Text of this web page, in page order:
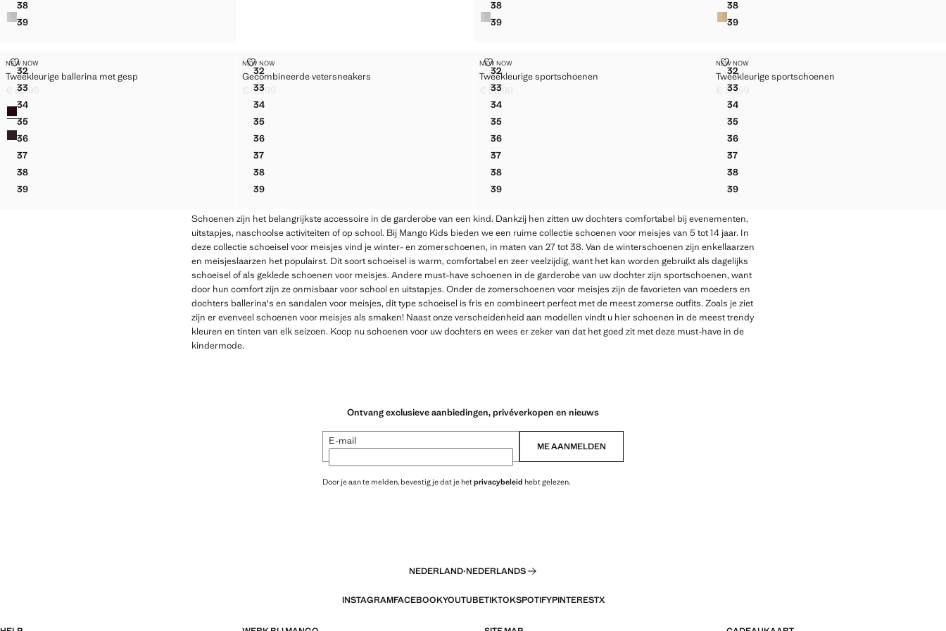
38METALLIC BALLERINA'S MET STRIK
39METALLIC BALLERINA'S MET STRIK
38BALLERINA'S MET STRIKJE
39BALLERINA'S MET STRIKJE
38METALLIC BALLERINA'S MET STRIK
39METALLIC BALLERINA'S MET STRIK
Maten
32TWEEKLEURIGE BALLERINA MET GESP
33TWEEKLEURIGE BALLERINA MET GESP
34TWEEKLEURIGE BALLERINA MET GESP
35TWEEKLEURIGE BALLERINA MET GESP
36TWEEKLEURIGE BALLERINA MET GESP
37TWEEKLEURIGE BALLERINA MET GESP
38TWEEKLEURIGE BALLERINA MET GESP
39TWEEKLEURIGE BALLERINA MET GESP
NEW NOW
Tweekleurige ballerina met gesp
TWEEKLEURIGE BALLERINA MET GESP
€ 35,99
Kleuren
Maten
32GECOMBINEERDE VETERSNEAKERS
33GECOMBINEERDE VETERSNEAKERS
34GECOMBINEERDE VETERSNEAKERS
35GECOMBINEERDE VETERSNEAKERS
36GECOMBINEERDE VETERSNEAKERS
37GECOMBINEERDE VETERSNEAKERS
38GECOMBINEERDE VETERSNEAKERS
39GECOMBINEERDE VETERSNEAKERS
NEW NOW
Gecombineerde vetersneakers
GECOMBINEERDE VETERSNEAKERS
€ 35,99
Maten
32TWEEKLEURIGE SPORTSCHOENEN
33TWEEKLEURIGE SPORTSCHOENEN
34TWEEKLEURIGE SPORTSCHOENEN
35TWEEKLEURIGE SPORTSCHOENEN
36TWEEKLEURIGE SPORTSCHOENEN
37TWEEKLEURIGE SPORTSCHOENEN
38TWEEKLEURIGE SPORTSCHOENEN
39TWEEKLEURIGE SPORTSCHOENEN
NEW NOW
Tweekleurige sportschoenen
TWEEKLEURIGE SPORTSCHOENEN
€ 35,99
Maten
32TWEEKLEURIGE SPORTSCHOENEN
33TWEEKLEURIGE SPORTSCHOENEN
34TWEEKLEURIGE SPORTSCHOENEN
35TWEEKLEURIGE SPORTSCHOENEN
36TWEEKLEURIGE SPORTSCHOENEN
37TWEEKLEURIGE SPORTSCHOENEN
38TWEEKLEURIGE SPORTSCHOENEN
39TWEEKLEURIGE SPORTSCHOENEN
NEW NOW
Tweekleurige sportschoenen
TWEEKLEURIGE SPORTSCHOENEN
€ 35,99
Schoenen zijn het belangrijkste accessoire in de garderobe van een kind. Dankzij hen zitten uw dochters comfortabel bij evenementen,
uitstapjes, naschoolse activiteiten of op school. Bij Mango Kids bieden we een ruime collectie schoenen voor meisjes van 5 tot 14 jaar. In
deze collectie schoeisel voor meisjes vind je winter- en zomerschoenen, in maten van 27 tot 38. Van de winterschoenen zijn enkellaarzen
en meisjeslaarzen het populairst. Dit soort schoeisel is warm, comfortabel en zeer veelzijdig, want het kan worden gebruikt als dagelijks
schoeisel of als geklede schoenen voor meisjes. Andere must-have schoenen in de garderobe van uw dochter zijn sportschoenen, want
door hun comfort zijn ze onmisbaar voor school en uitstapjes. Onder de zomerschoenen voor meisjes zijn de favorieten van moeders en
dochters ballerina's en sandalen voor meisjes, dit type schoeisel is fris en combineert perfect met de meest zomerse outfits. Zoals je ziet
zijn er evenveel schoenen voor meisjes als smaken! Naast onze verscheidenheid aan modellen vindt u hier schoenen in de meest trendy
kleuren en tinten van elk seizoen. Koop nu schoenen voor uw dochters en wees er zeker van dat het goed zit met deze must-have in de
kindermode.
Ontvang exclusieve aanbiedingen, privéverkopen en nieuws
E-mail ME AANMELDEN
Door je aan te melden, bevestig je dat je hetprivacybeleid hebt gelezen.
NEDERLAND·NEDERLANDS
INSTAGRAMFACEBOOKYOUTUBETIKTOKSPOTIFYPINTERESTX